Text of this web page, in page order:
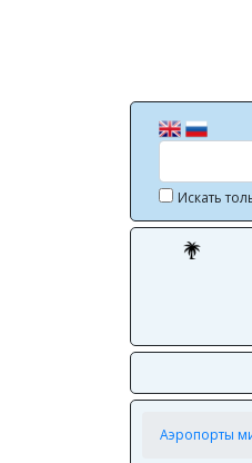
Искать
Аэропорты